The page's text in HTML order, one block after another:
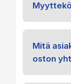
Mitä
oston